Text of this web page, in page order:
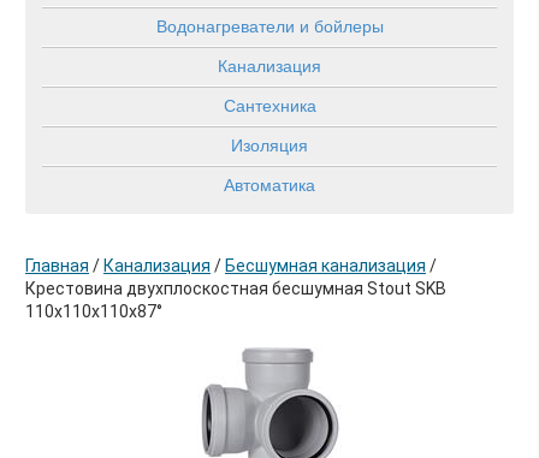
Водонагреватели и бойлеры
Канализация
Сантехника
Изоляция
Автоматика
Главная / Канализация / Бесшумная канализация /
Крестовина двухплоскостная бесшумная Stout SKB
110х110х110х87°